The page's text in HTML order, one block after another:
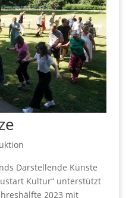
Darstellende Künste
Kultur“ unterstützt
2023 mit